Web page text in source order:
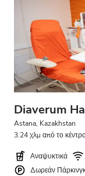
Diaverum
Astana, Kazakhstan
3.24 χλμ από το
Αναψυκτικά
Δωρεάν